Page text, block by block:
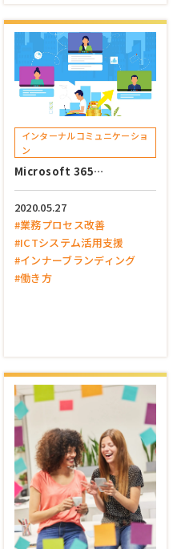
インターナルコミュニケーショ
ン
Microsoft 365…
2020.05.27
#業務プロセス改善
#ICTシステム活用支援
#インナーブランディング
#働き方